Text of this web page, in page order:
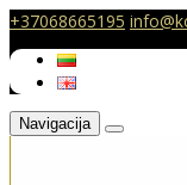
+37068665195
Navigacija